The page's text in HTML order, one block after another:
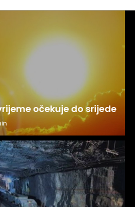
očekuje do srijede